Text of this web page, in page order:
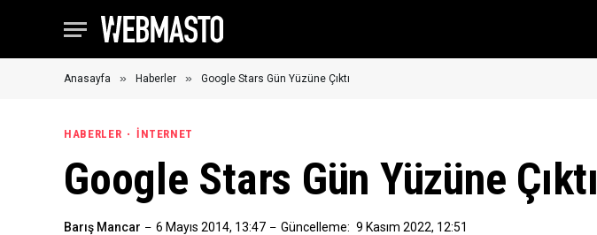
Anasayfa » Haberler » Google Stars Gün Yüzüne Çıktı
HABERLER İNTERNET
Google Stars Gün Yüzüne Çıktı
Barış Mancar 6 Mayıs 2014, 13:47 Güncelleme: 9 Kasım 2022, 12:51